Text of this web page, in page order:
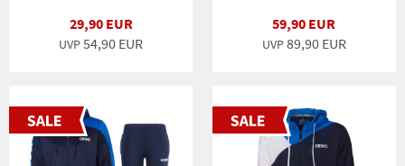
29,90 EUR
UVP54,90 EUR
59,90 EUR
UVP89,90 EUR